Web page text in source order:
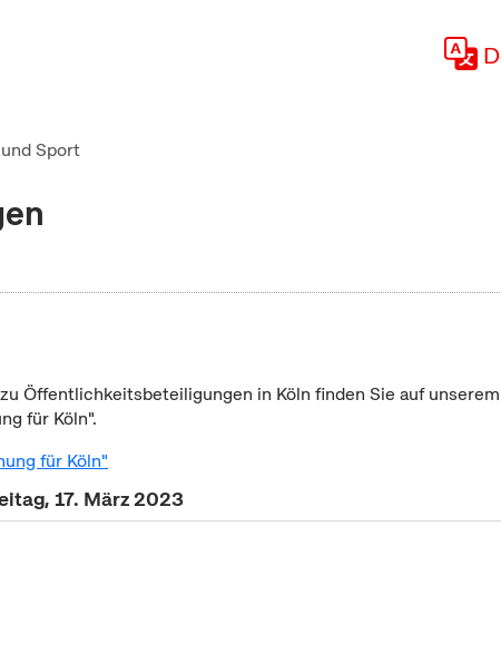
Sport
Öffentlichkeitsbeteiligungen in Köln finden Sie auf unserem
für Köln".
für Köln"
17. März 2023